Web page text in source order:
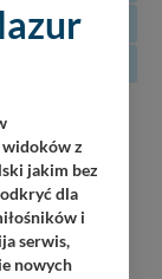
22
widoków z
jakim bez
dla
i
serwis,
nowych